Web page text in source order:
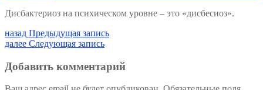
Дисбактериоз на психическом уровне – это «дисбесиоз».
Навигация
по
записям
назад Предыдущая
запись:
Предыдущая запись
далее Следующая
Следующая запись
Добавить комментарий